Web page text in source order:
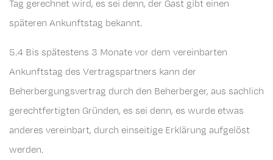
Tag gerechnet wird, es sei denn, der Gast gibt einen
späteren Ankunftstag bekannt.
5.4 Bis spätestens 3 Monate vor dem vereinbarten
Ankunftstag des Vertragspartners kann der
Beherbergungsvertrag durch den Beherberger, aus sachlich
gerechtfertigten Gründen, es sei denn, es wurde etwas
anderes vereinbart, durch einseitige Erklärung aufgelöst
werden.